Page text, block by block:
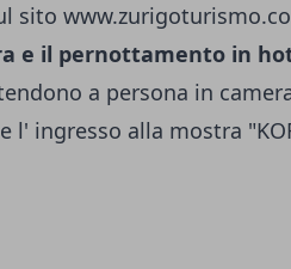
sito
e il pernottamento in
a persona in
l' ingresso alla mostra